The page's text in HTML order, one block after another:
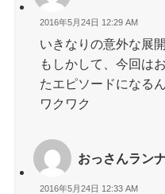
2016年5月24日 12:29 AM
いきなりの意外な展
もしかして、今回は
たエピソードになる
ワクワク
おっさんラン
2016年5月24日 12:33 AM